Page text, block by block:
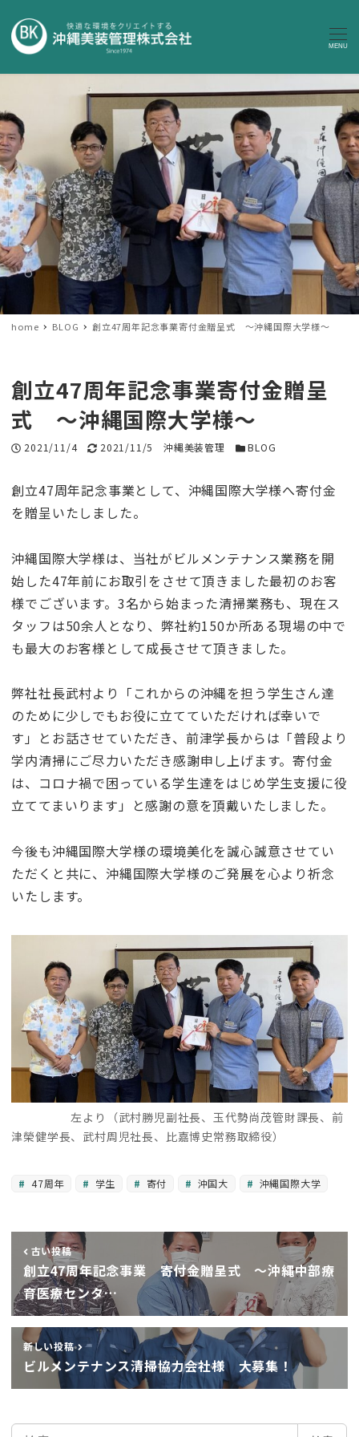
MENU
home BLOG 創立47周年記念事業寄付金贈呈式 ～沖縄国際大学様～
創立47周年記念事業寄付金贈呈
式 ～沖縄国際大学様～
投稿日
2021/11/4 更新日
2021/11/5 著者
沖縄美装管理 カテゴリー
BLOG
創立47周年記念事業として、沖縄国際大学様へ寄付金
を贈呈いたしました。
沖縄国際大学様は、当社がビルメンテナンス業務を開
始した47年前にお取引をさせて頂きました最初のお客
様でございます。3名から始まった清掃業務も、現在ス
タッフは50余人となり、弊社約150か所ある現場の中で
も最大のお客様として成長させて頂きました。
弊社社長武村より「これからの沖縄を担う学生さん達
のために少しでもお役に立てていただければ幸いで
す」とお話させていただき、前津学長からは「普段より
学内清掃にご尽力いただき感謝申し上げます。寄付金
は、コロナ禍で困っている学生達をはじめ学生支援に役
立ててまいります」と感謝の意を頂戴いたしました。
今後も沖縄国際大学様の環境美化を誠心誠意させてい
ただくと共に、沖縄国際大学様のご発展を心より祈念
いたします。
左より（武村勝児副社長、玉代勢尚茂管財課長、前
津榮健学長、武村周児社長、比嘉博史常務取締役）
47周年 学生 寄付 沖国大 沖縄国際大学
古い投稿
創立47周年記念事業 寄付金贈呈式 ～沖縄中部療
育医療センタ…
新しい投稿
ビルメンテナンス清掃協力会社様 大募集！